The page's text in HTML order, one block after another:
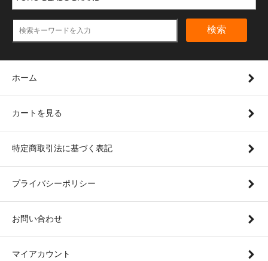
検索
ホーム
カートを見る
特定商取引法に基づく表記
プライバシーポリシー
お問い合わせ
マイアカウント